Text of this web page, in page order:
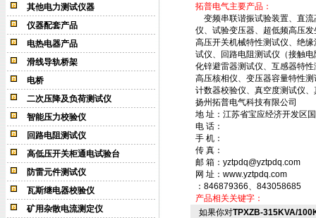
其他电力测试仪器
仪器配套产品
电热电器产品
滑线导轨桥架
电桥
二次压降及负荷测试仪
智能压力校验仪
回路电阻测试仪
高低压开关柜通电试验台
防雷元件测试仪
瓦斯继电器校验仪
矿用杂散电流测定仪
拓普电气主要产品：
变频串联谐振试验装置、直流
仪、试验变压器、超低频高压
高压开关机械特性测试仪、绝
试仪、回路电阻测试仪（接触
化锌避雷器测试仪、互感器特
高压核相仪、变压器容量特性
计数器校验仪、真空度测试仪
扬州拓普电气科技有限公司
地 址：江苏省宝应经济开发区
电 话：
手 机：
传 真：
邮 箱：yztpdq@yztpdq.com
网 址：www.yztpdq.com
：846879366、843058685
产品相关关键字：
如果你对TPXZB-315KVA/